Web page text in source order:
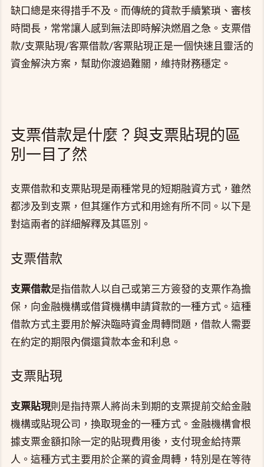
缺口總是來得措手不及。而傳統的貸款手續繁瑣、審核
時間長，常常讓人感到無法即時解決燃眉之急。支票借
款/支票貼現/客票借款/客票貼現正是一個快速且靈活的
資金解決方案，幫助你渡過難關，維持財務穩定。
支票借款是什麼？與支票貼現的區
別一目了然
支票借款和支票貼現是兩種常見的短期融資方式，雖然
都涉及到支票，但其運作方式和用途有所不同。以下是
對這兩者的詳細解釋及其區別。
支票借款
支票借款是指借款人以自己或第三方簽發的支票作為擔
保，向金融機構或借貸機構申請貸款的一種方式。這種
借款方式主要用於解決臨時資金周轉問題，借款人需要
在約定的期限內償還貸款本金和利息。
支票貼現
支票貼現則是指持票人將尚未到期的支票提前交給金融
機構或貼現公司，換取現金的一種方式。金融機構會根
據支票金額扣除一定的貼現費用後，支付現金給持票
人。這種方式主要用於企業的資金周轉，特別是在等待